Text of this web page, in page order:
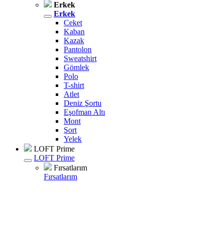
Erkek
Erkek
Ceket
Kaban
Kazak
Pantolon
Sweatshirt
Gömlek
Polo
T-shirt
Atlet
Deniz Şortu
Eşofman Altı
Mont
Şort
Yelek
LOFT Prime
LOFT Prime
Fırsatlarım
Fırsatlarım